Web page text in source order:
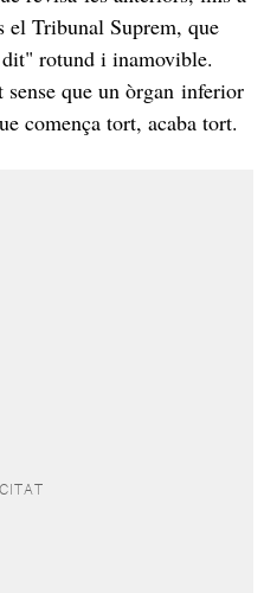
el Tribunal Suprem, que
rotund i inamovible.
que un òrgan inferior
comença tort, acaba tort.